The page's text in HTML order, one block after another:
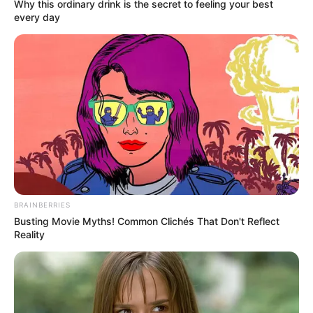
Matcha memiliki proses pengolahan yang cukup
rumit
(foto: pixabay)
Matcha berasal dari tumbuhan asal Tiongkok yang bernama
Why this ordinary drink is the secret to feeling your best
every day
BRAINBERRIES
Busting Movie Myths! Common Clichés That Don't Reflect
Reality